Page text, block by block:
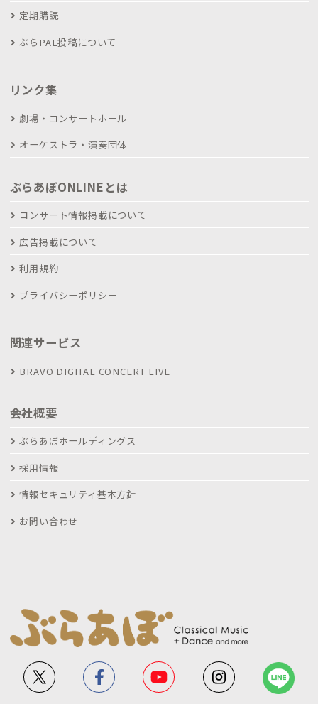
定期購読
ぶらPAL投稿について
リンク集
劇場・コンサートホール
オーケストラ・演奏団体
ぶらあぼONLINEとは
コンサート情報掲載について
広告掲載について
利用規約
プライバシーポリシー
関連サービス
BRAVO DIGITAL CONCERT LIVE
会社概要
ぶらあぼホールディングス
採用情報
情報セキュリティ基本方針
お問い合わせ